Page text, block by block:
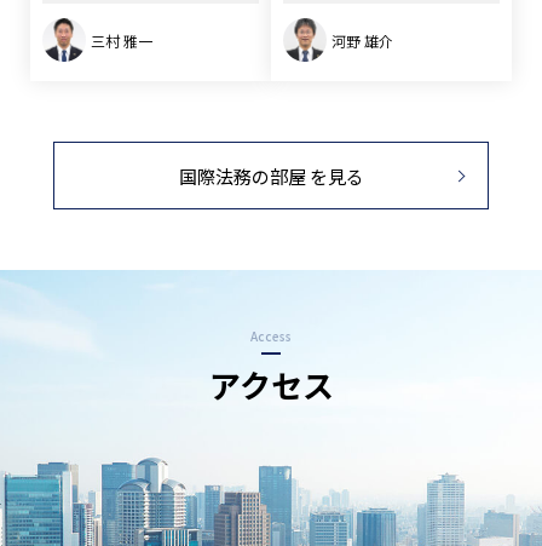
三村 雅一 河野 雄介
国際法務の部屋 を見る
Access
アクセス